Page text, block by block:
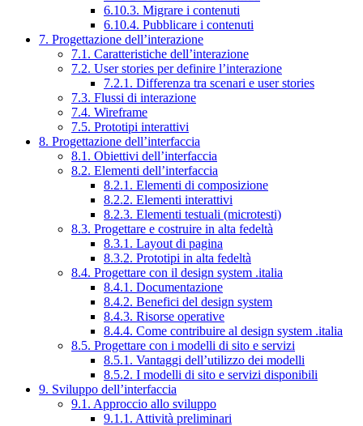
6.10.3. Migrare i contenuti
6.10.4. Pubblicare i contenuti
7. Progettazione dell’interazione
7.1. Caratteristiche dell’interazione
7.2. User stories per definire l’interazione
7.2.1. Differenza tra scenari e user stories
7.3. Flussi di interazione
7.4. Wireframe
7.5. Prototipi interattivi
8. Progettazione dell’interfaccia
8.1. Obiettivi dell’interfaccia
8.2. Elementi dell’interfaccia
8.2.1. Elementi di composizione
8.2.2. Elementi interattivi
8.2.3. Elementi testuali (microtesti)
8.3. Progettare e costruire in alta fedeltà
8.3.1. Layout di pagina
8.3.2. Prototipi in alta fedeltà
8.4. Progettare con il design system .italia
8.4.1. Documentazione
8.4.2. Benefici del design system
8.4.3. Risorse operative
8.4.4. Come contribuire al design system .italia
8.5. Progettare con i modelli di sito e servizi
8.5.1. Vantaggi dell’utilizzo dei modelli
8.5.2. I modelli di sito e servizi disponibili
9. Sviluppo dell’interfaccia
9.1. Approccio allo sviluppo
9.1.1. Attività preliminari